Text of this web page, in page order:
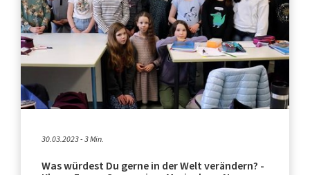
30.03.2023 - 3 Min.
Was würdest Du gerne in der Welt verändern? -